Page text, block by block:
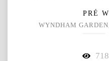
PRÉ
WYNDHAM
718